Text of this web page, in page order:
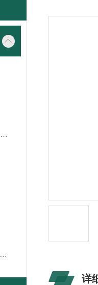
HTFC（DT）消防通风（两用）柜式风机
HTF（XPZ、GYF）排烟风机
详